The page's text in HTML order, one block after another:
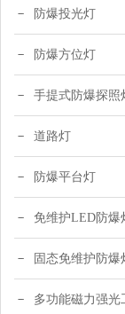
防爆投光灯
防爆方位灯
手提式防爆探照
道路灯
防爆平台灯
免维护LED防爆
固态免维护防爆
多功能磁力强光